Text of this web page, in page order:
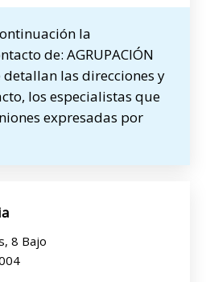
la
de: AGRUPACIÓN
detallan las direcciones y
los especialistas que
expresadas por
8 Bajo